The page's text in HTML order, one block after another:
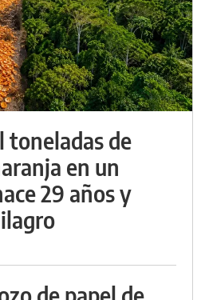
toneladas de
en un
29 años y